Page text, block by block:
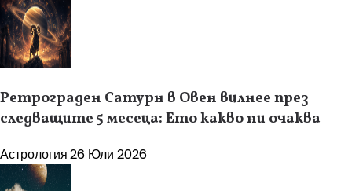
Ретрограден Сатурн в Овен вилнее през
следващите 5 месеца: Ето какво ни очаква
Астрология26 Юли 2026